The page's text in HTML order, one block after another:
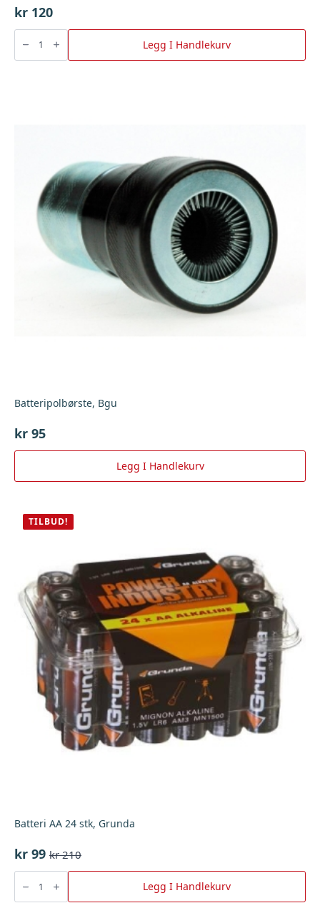
kr 120
Ladeklemme
500Amp,
Bgu
Legg I Handlekurv
Batteripolbørste, Bgu
kr 95
Legg I Handlekurv
TILBUD!
Batteri AA 24 stk, Grunda
kr210
Opprinnelig
pris
var:
kr 99
Nåværende
pris
er:
Batteri
24
stk,
Legg I Handlekurv